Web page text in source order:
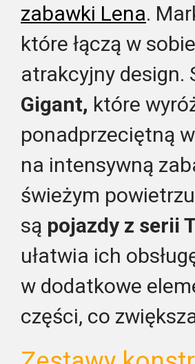
zabawki Lena.
które łączą w
atrakcyjny design.
Gigant, które
ponadprzeciętną
na intensywną
świeżym
są pojazdy z serii
ułatwia ich
w dodatkowe
części, co